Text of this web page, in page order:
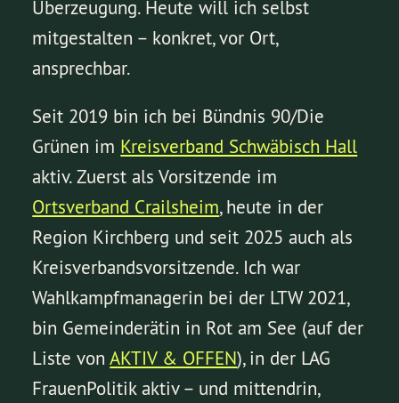
Überzeugung. Heute will ich selbst
mitgestalten – konkret, vor Ort,
ansprechbar.
Seit 2019 bin ich bei Bündnis 90/Die
Grünen im Kreisverband Schwäbisch Hall
aktiv. Zuerst als Vorsitzende im
Ortsverband Crailsheim, heute in der
Region Kirchberg und seit 2025 auch als
Kreisverbandsvorsitzende. Ich war
Wahlkampfmanagerin bei der LTW 2021,
bin Gemeinderätin in Rot am See (auf der
Liste vonAKTIV & OFFEN), in der LAG
FrauenPolitik aktiv – und mittendrin,